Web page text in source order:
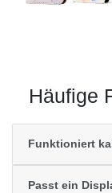
Häufige
Funktioniert
Passt ein